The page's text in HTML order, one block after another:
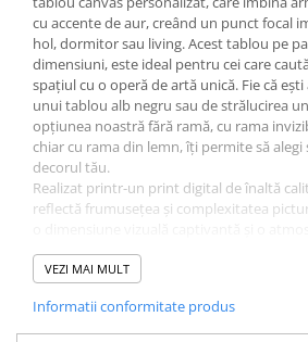
cu accente de aur, creând un punct focal
hol, dormitor sau living. Acest tablou pe
dimensiuni, este ideal pentru cei care
spațiul cu o operă de artă unică. Fie că
unui tablou alb negru sau de strălucirea
opțiunea noastră fără ramă, cu rama
chiar cu rama din lemn, îți permite să
decorul tău.
Realizat printr-un print digital de înaltă
reflectă frumusețea și complexitatea
spațiu. Acest tablou ieftin, dar de impact,
decor atrăgătoare, ci și un cadou
VEZI MAI MULT
Informatii conformitate produs